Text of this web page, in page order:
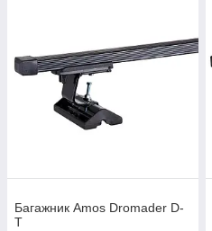
Багажник Amos Dromader D-
T